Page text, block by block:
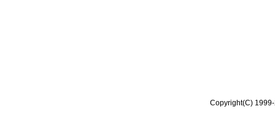
Copyright(C)